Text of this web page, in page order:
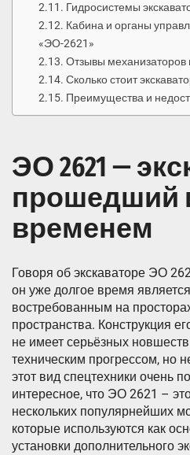
Гидросистемы
Кабина и органы
«ЭО-2621»
Отзывы
Сколько стоит
Преимущества и
ЭО 2621 —
прошедший
временем
Говоря об экскаваторе ЭО
он уже долгое время
востребованным на
пространства. Конструкция
не имеет серьёзных
техническим прогрессом, но
этот вид спецтехники очень
интересное, что ЭО 2621 –
нескольких популярнейших
которые используются как
установки дополнительного